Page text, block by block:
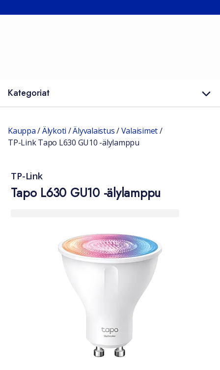
Kategoriat
Kauppa/Älykoti /Älyvalaistus/Valaisimet/
TP-Link Tapo L630 GU10 -älylamppu
TP-Link
Tapo L630 GU10 -älylamppu